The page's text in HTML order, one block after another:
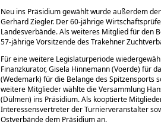
Neu ins Präsidium gewählt wurde außerdem
Gerhard Ziegler. Der 60-jährige
Landesverbände. Als weiteres Mitglied für den
57-jährige Vorsitzende des Trakehner
Für eine weitere Legislaturperiode
Finanzkurator, Gisela Hinnemann (Voerde) für
(Wedemark) für die Belange des Spitzensports
weitere Mitglieder wählte die Versammlung
(Dülmen) ins Präsidium. Als kooptierte
Interessensvertreter der Turnierveranstalter
Ostverbände dem Präsidium an.